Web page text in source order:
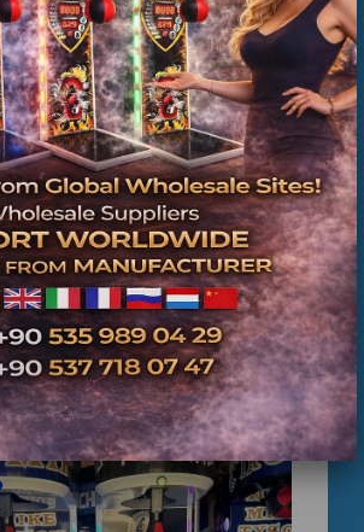
ÜCRETSİZ BOKS
PAYLAŞIMLI KİRALAMA | EK
GELİR FIRSATI